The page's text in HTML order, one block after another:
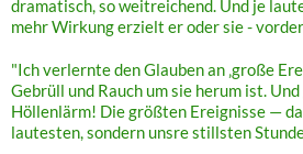
dramatisch, so weitreichend. Und je
mehr Wirkung erzielt er oder sie -
"Ich verlernte den Glauben an ‚große
Gebrüll und Rauch um sie herum ist.
Höllenlärm! Die größten Ereignisse —
lautesten, sondern unsre stillsten